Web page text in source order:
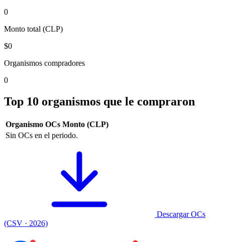
0
Monto total (CLP)
$0
Organismos compradores
0
Top 10 organismos que le compraron
Organismo OCs Monto (CLP)
Sin OCs en el periodo.
Descargar OCs
(CSV · 2026)